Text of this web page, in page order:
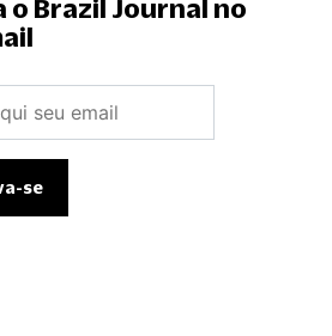
o Brazil Journal no